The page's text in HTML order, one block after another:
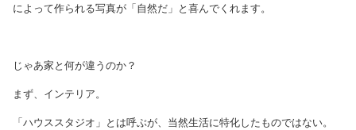
によって作られる写真が「自然だ」と喜んでくれます。
じゃあ家と何が違うのか？
まず、インテリア。
「ハウススタジオ」とは呼ぶが、当然生活に特化したものではない。